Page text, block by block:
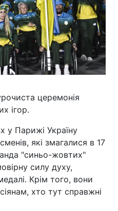
церемонія
ігор.
у Парижі Україну
які змагалися в 17
"синьо-жовтих"
силу духу,
Крім того, вони
хто тут справжні